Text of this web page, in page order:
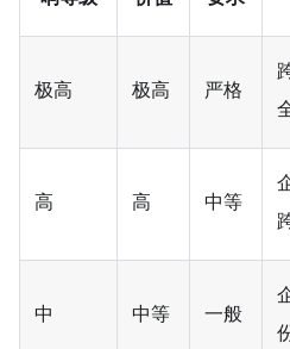
极高 极高 严格
高 高 中等
中 中等 一般